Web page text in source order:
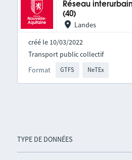
TYPE DE DONNÉES
Réseau
(40)
Landes
créé le 10/03/2022
Format GTFS NeTEx
Transport public collectif